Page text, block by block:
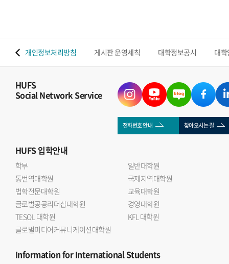
개인정보처리방침 게시판 운영세칙 대학정보공시 대
HUFS
Social Network Service
전화번호 안내 찾아오시는 길
HUFS입학안내
학부
일반대학원
통번역대학원
국제지역대학원
법학전문대학원
교육대학원
글로벌공공리더십대학원
경영대학원
TESOL 대학원
KFL 대학원
글로벌미디어커뮤니케이션대학원
Informationfor International Students